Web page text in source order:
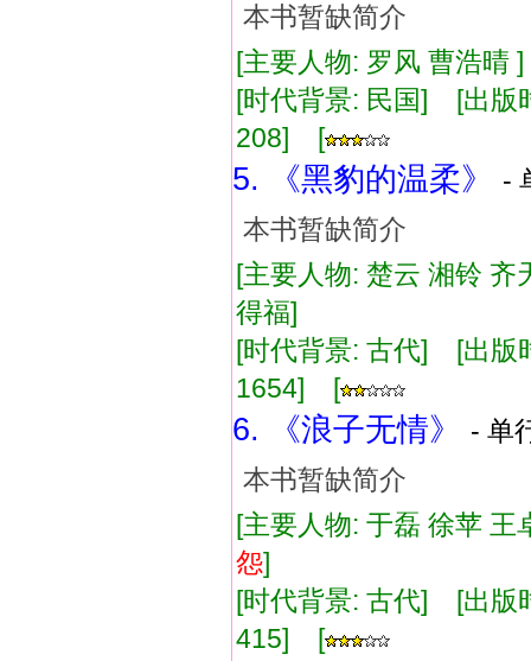
本书暂缺简介
[主要人物: 罗风 曹浩
[时代背景: 民国] [出
208] [
5. 《黑豹的温柔》
-
本书暂缺简介
[主要人物: 楚云 湘铃
得福]
[时代背景: 古代] [出
1654] [
6. 《浪子无情》
- 单
本书暂缺简介
[主要人物: 于磊 徐苹
怨]
[时代背景: 古代] [出
415] [